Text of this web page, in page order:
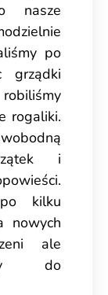
nasze
po
grządki
rogaliki.
i
kilku
nowych
ale
do